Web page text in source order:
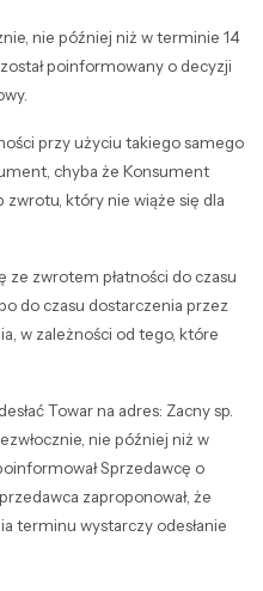
nie później niż w terminie 14
poinformowany o decyzji
przy użyciu takiego samego
chyba że Konsument
zwrotu, który nie wiąże się dla
ze zwrotem płatności do czasu
do czasu dostarczenia przez
w zależności od tego, które
Towar na adres: Zacny sp.
nie później niż w
Sprzedawcę o
zaproponował, że
terminu wystarczy odesłanie